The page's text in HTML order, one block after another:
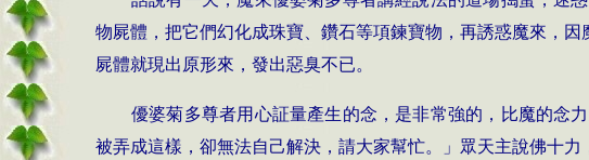
物屍體，把它們幻化成珠寶、鑽石等項鍊寶物，再誘惑魔來，因
屍體就現出原形來，發出惡臭不已。
優婆菊多尊者用心証量產生的念，是非常強的，比魔的念
被弄成這樣，卻無法自己解決，請大家幫忙。」眾天主說佛十